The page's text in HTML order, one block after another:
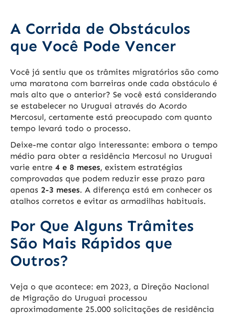
A Corrida de Obstáculos
que Você Pode Vencer
Você já sentiu que os trâmites migratórios são como
uma maratona com barreiras onde cada obstáculo é
mais alto que o anterior? Se você está considerando
se estabelecer no Uruguai através do Acordo
Mercosul, certamente está preocupado com quanto
tempo levará todo o processo.
Deixe-me contar algo interessante: embora o tempo
médio para obter a residência Mercosul no Uruguai
varie entre 4 e 8 meses, existem estratégias
comprovadas que podem reduzir esse prazo para
apenas 2-3 meses. A diferença está em conhecer os
atalhos corretos e evitar as armadilhas habituais.
Por Que Alguns Trâmites
São Mais Rápidos que
Outros?
Veja o que acontece: em 2023, a Direção Nacional
de Migração do Uruguai processou
aproximadamente 25.000 solicitações de residência